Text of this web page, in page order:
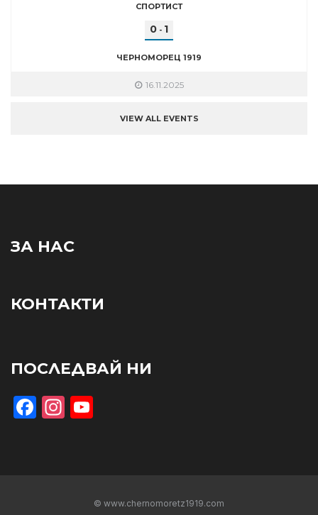
СПОРТИСТ
0 - 1
ЧЕРНОМОРЕЦ 1919
16.11.2025
VIEW ALL EVENTS
ЗА НАС
КОНТАКТИ
ПОСЛЕДВАЙ НИ
Facebook
Instagram
© www.chernomoretz1919.com